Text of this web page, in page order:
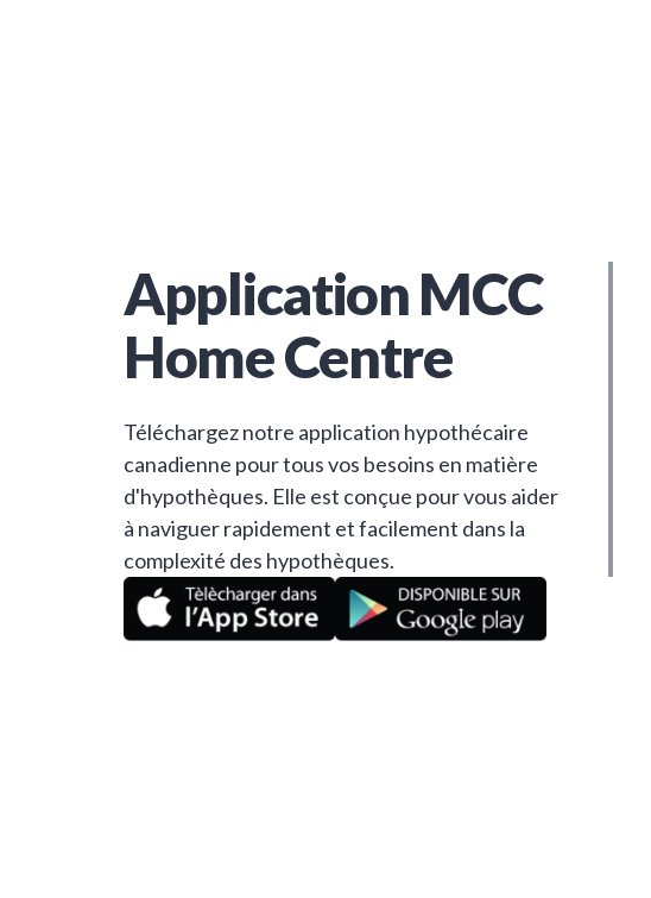
Application MCC
Home Centre
Téléchargez notre application hypothécaire
canadienne pour tous vos besoins en matière
d'hypothèques. Elle est conçue pour vous aider
à naviguer rapidement et facilement dans la
complexité des hypothèques.